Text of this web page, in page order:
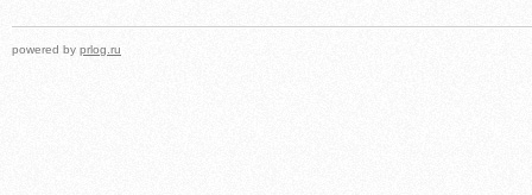
powered by prlog.ru